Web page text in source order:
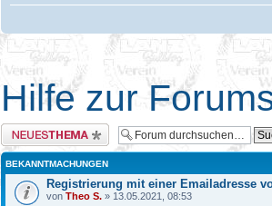
Hilfe zur
Neues Thema erstellen
BEKANNTMACHUNGEN
Registrierung mit einer Emailadresse
von Theo S. » 13.05.2021, 08:53